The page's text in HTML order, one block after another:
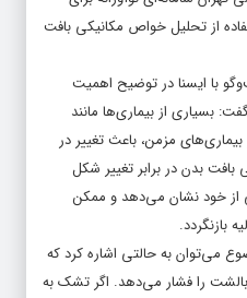
از تحلیل خواص مکانیکی بافت
با ایسنا در توضیح اهمیت
بسیاری از بیماری‌ها مانند
مزمن، باعث تغییر در
بدن در برابر تغییر شکل
از خود نشان می‌دهد و ممکن
بازنگردد.
می‌توان به حالتی اشاره کرد که
را فشار می‌دهد. اگر تشک به